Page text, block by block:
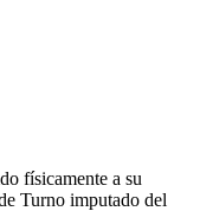
físicamente a su
Turno imputado del